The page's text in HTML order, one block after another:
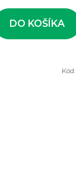
DO KOŠÍKA
Kód: